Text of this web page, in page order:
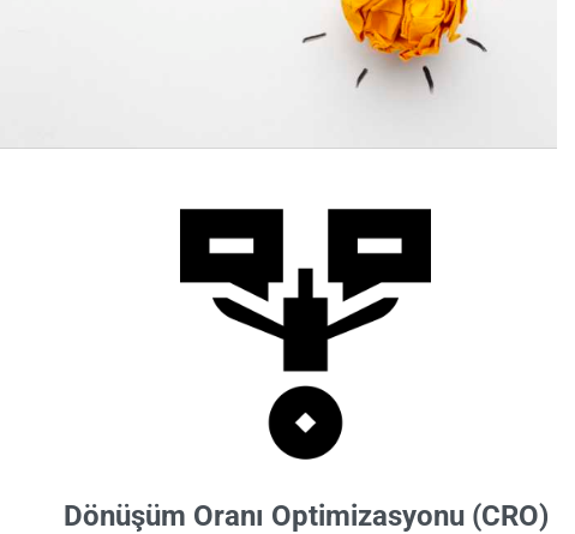
Dönüşüm Oranı Optimizasyonu (CRO)